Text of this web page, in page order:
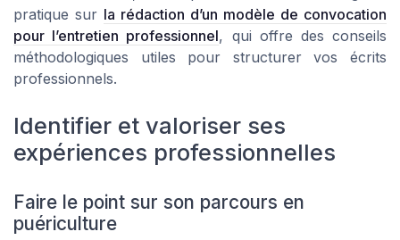
pratique sur la rédaction d’un modèle de convocation
pour l’entretien professionnel, qui offre des conseils
méthodologiques utiles pour structurer vos écrits
professionnels.
Identifier et valoriser ses
expériences professionnelles
Faire le point sur son parcours en
puériculture